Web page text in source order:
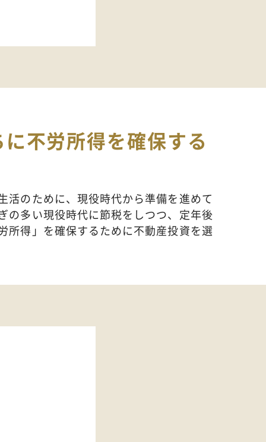
不労所得を確保する
活のために、現役時代から準備を進めて
の多い現役時代に節税をしつつ、定年後
所得」を確保するために不動産投資を選